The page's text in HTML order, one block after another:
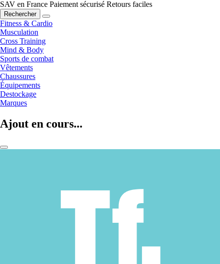
SAV en France Paiement sécurisé Retours faciles
Rechercher
Fitness & Cardio
Musculation
Cross Training
Mind & Body
Sports de combat
Vêtements
Chaussures
Équipements
Destockage
Marques
Ajout en cours...